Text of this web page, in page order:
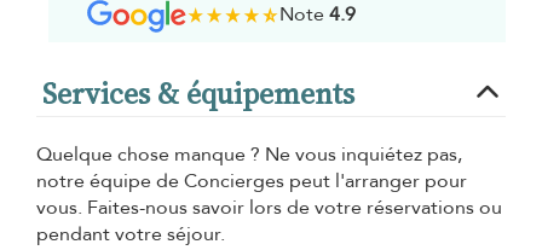
Note4.9
Services & équipements
Quelque chose manque ? Ne vous inquiétez pas,
notre équipe de Concierges peut l'arranger pour
vous. Faites-nous savoir lors de votre réservations ou
pendant votre séjour.